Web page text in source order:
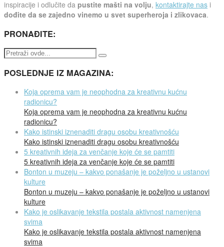
inspiracije i odlučite da pustite mašti na volju, kontaktirajte nas i
dođite da se zajedno vinemo u svet superheroja i zlikovaca.
PRONAĐITE:
POSLEDNJE IZ MAGAZINA:
Koja oprema vam je neophodna za kreativnu kućnu
radionicu?
Koja oprema vam je neophodna za kreativnu kućnu
radionicu?
Kako istinski iznenaditi dragu osobu kreativnošću
Kako istinski iznenaditi dragu osobu kreativnošću
5 kreativnih ideja za venčanje koje će se pamtiti
5 kreativnih ideja za venčanje koje će se pamtiti
Bonton u muzeju – kakvo ponašanje je poželjno u ustanovi
kulture
Bonton u muzeju – kakvo ponašanje je poželjno u ustanovi
kulture
Kako je oslikavanje tekstila postala aktivnost namenjena
svima
Kako je oslikavanje tekstila postala aktivnost namenjena
svima